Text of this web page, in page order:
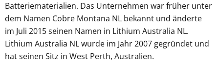
Batteriematerialien. Das Unternehmen war früher unter
dem Namen Cobre Montana NL bekannt und änderte
im Juli 2015 seinen Namen in Lithium Australia NL.
Lithium Australia NL wurde im Jahr 2007 gegründet und
hat seinen Sitz in West Perth, Australien.